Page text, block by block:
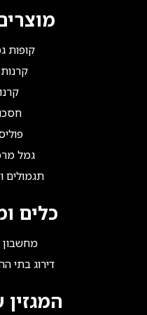
קופות
גמל
תגמולים
כלים
מחשבון
דירוג בתי